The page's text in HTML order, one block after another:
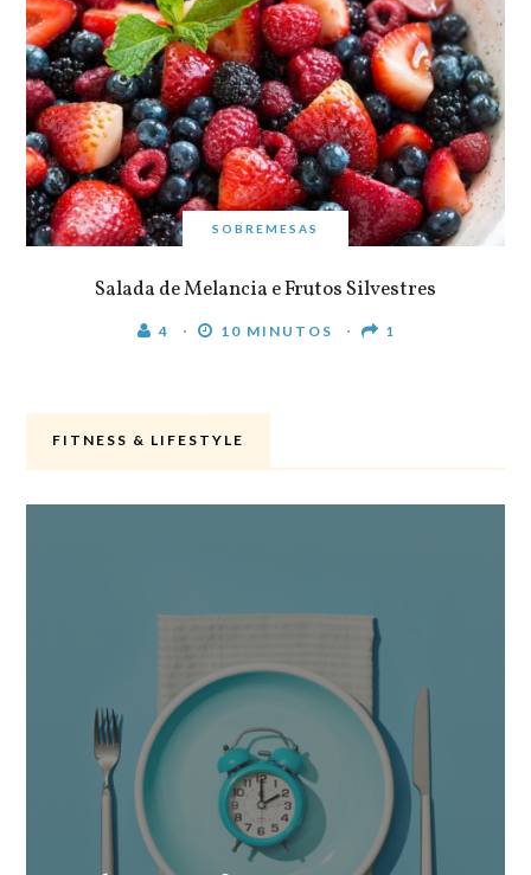
SOBREMESAS
Salada de Melancia e Frutos Silvestres
4 10 MINUTOS 1
FITNESS & LIFESTYLE